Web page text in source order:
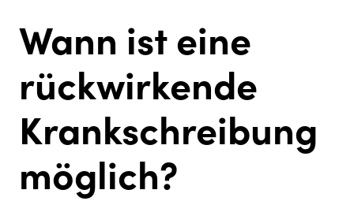
Wann ist eine
rückwirkende
Krankschreibung
möglich?